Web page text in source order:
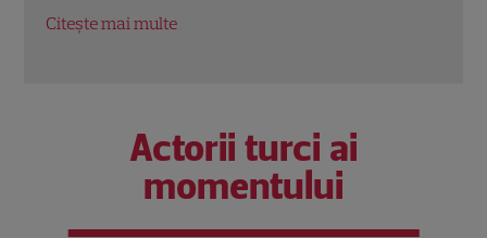
Actorii turci ai
momentului